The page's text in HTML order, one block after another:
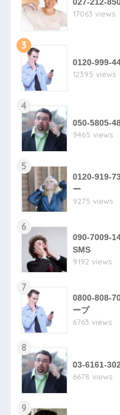
17063 views
3
0120-999-
12395 views
4
050-5805-
9465 views
5
0120-919-
ー
9275 views
6
090-7009-
SMS
9192 views
7
0800-808-
ープ
6763 views
8
03-6161-
6678 views
9